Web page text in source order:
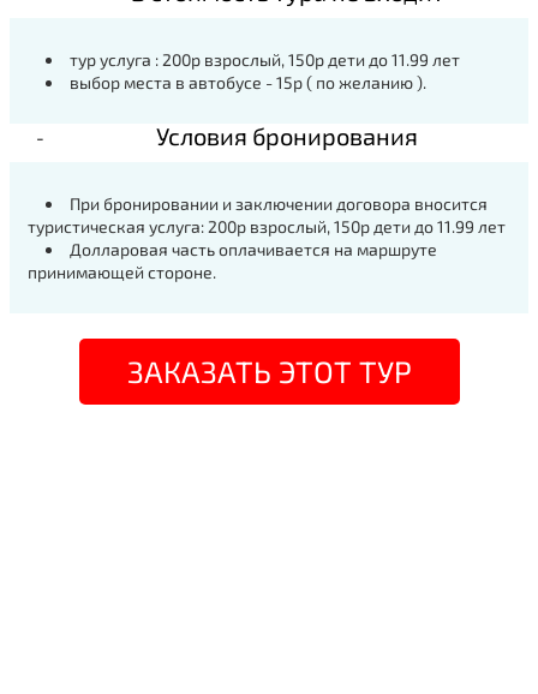
тур услуга : 200р взрослый, 150р дети до 11.99 лет
выбор места в автобусе - 15р ( по желанию ).
Условия бронирования
При бронировании и заключении договора вносится
туристическая услуга: 200р взрослый, 150р дети до 11.99 лет
Долларовая часть оплачивается на маршруте
принимающей стороне.
ЗАКАЗАТЬ ЭТОТ ТУР